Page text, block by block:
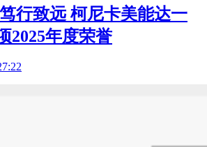
行致远 柯尼卡美能达一
2025年度荣誉